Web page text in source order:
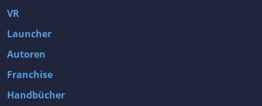
VR
Launcher
Autoren
Franchise
Handbücher